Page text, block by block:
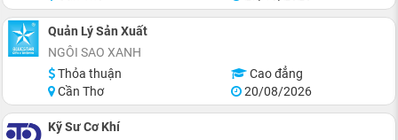
Quản Lý Sản Xuất
NGÔI SAO XANH
Thỏa thuận
Cao đẳng
Cần Thơ
20/08/2026
Kỹ Sư Cơ Khí